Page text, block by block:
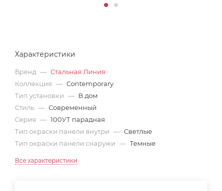
Характеристики
Бренд — Стальная Линия
Коллекция — Contemporary
Тип установки — В дом
Стиль — Современный
Серия — 100УТ парадная
Тип окраски панели внутри — Светлые
Тип окраски панели снаружи — Темные
Все характеристики